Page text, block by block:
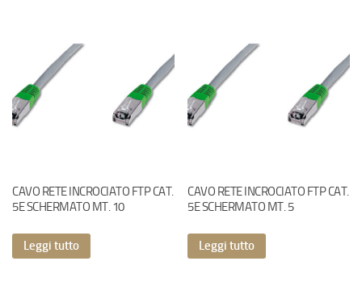
CAVO RETE INCROCIATO FTP CAT.
5E SCHERMATO MT. 10
Leggi tutto
CAVO RETE INCROCIATO FTP CAT.
5E SCHERMATO MT. 5
Leggi tutto